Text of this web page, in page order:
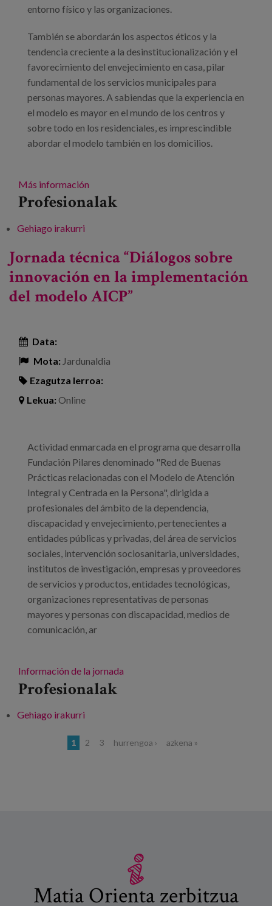
entorno físico y las organizaciones.
También se abordarán los aspectos éticos y la
tendencia creciente a la desinstitucionalización y el
favorecimiento del envejecimiento en casa, pilar
fundamental de los servicios municipales para
personas mayores. A sabiendas que la experiencia en
el modelo es mayor en el mundo de los centros y
sobre todo en los residenciales, es imprescindible
abordar el modelo también en los domicilios.
Más información
Profesionalak
Gehiago irakurri
en la Persona: seguimos avanzando' -ri buruz
Jornada técnica “Diálogos sobre
innovación en la implementación
del modelo AICP”
Data:
Mota: Jardunaldia
Ezagutza lerroa:
Lekua:Online
Actividad enmarcada en el programa que desarrolla
Fundación Pilares denominado "Red de Buenas
Prácticas relacionadas con el Modelo de Atención
Integral y Centrada en la Persona", dirigida a
profesionales del ámbito de la dependencia,
discapacidad y envejecimiento, pertenecientes a
entidades públicas y privadas, del área de servicios
sociales, intervención sociosanitaria, universidades,
institutos de investigación, empresas y proveedores
de servicios y productos, entidades tecnológicas,
organizaciones representativas de personas
mayores y personas con discapacidad, medios de
comunicación, ar
Información de la jornada
Profesionalak
Gehiago irakurri
buruz
1 2 3 hurrengoa › azkena »
Matia Orienta zerbitzua